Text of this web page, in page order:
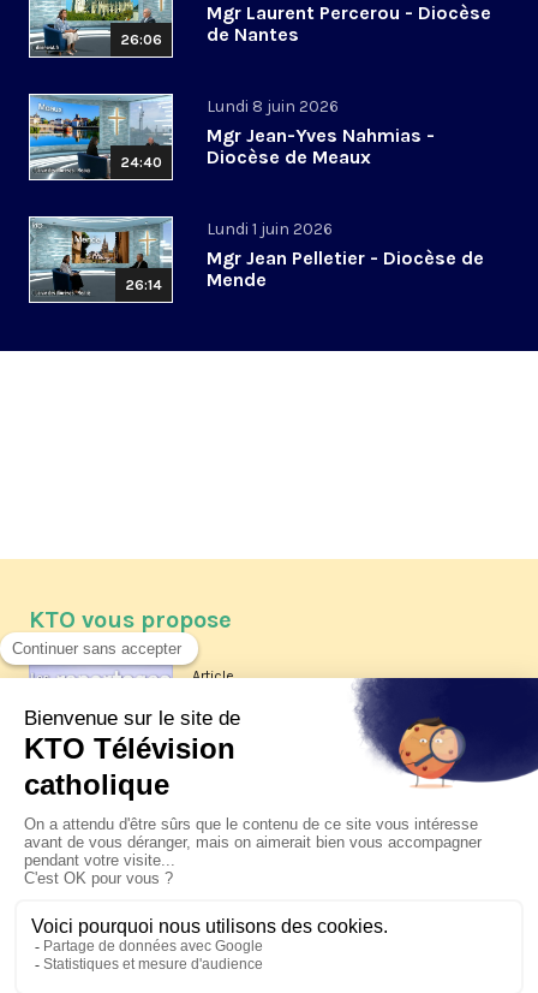
26:06
Mgr Laurent Percerou - Diocèse
de Nantes
24:40
Lundi 8 juin 2026
Mgr Jean-Yves Nahmias -
Diocèse de Meaux
26:14
Lundi 1 juin 2026
Mgr Jean Pelletier - Diocèse de
Mende
KTO vous propose
Article
Les reportages d'été 2026 de KTO
La visite pastorale du pape Léon
XIV à Assise à suivre sur KTO le
jeudi 6 août
Le pape en Uruguay, Argentine et
Pérou du 6 au 17 novembre 2026